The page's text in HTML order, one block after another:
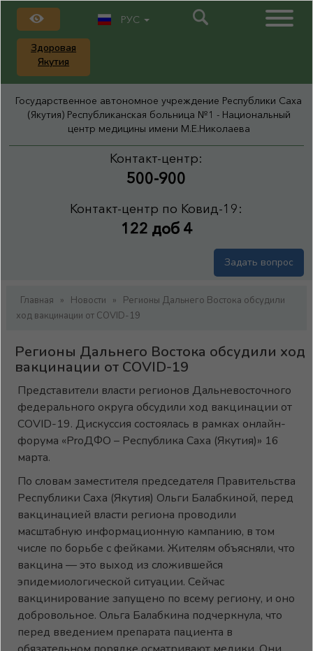
Здоровая
Якутия
РУС
Государственное автономное учреждение Республики Саха
(Якутия) Республиканская больница №1 - Национальный
центр медицины имени М.Е.Николаева
Контакт-центр:
500-900
Контакт-центр по Ковид-19:
122 доб 4
Задать вопрос
Главная » Новости »
Регионы Дальнего Востока обсудили
ход вакцинации от COVID-19
Регионы Дальнего Востока обсудили ход
вакцинации от COVID-19
Представители власти регионов Дальневосточного
федерального округа обсудили ход вакцинации от
COVID-19. Дискуссия состоялась в рамках онлайн-
форума «ProДФО – Республика Саха (Якутия)» 16
марта.
По словам заместителя председателя Правительства
Республики Саха (Якутия) Ольги Балабкиной, перед
вакцинацией власти региона проводили
масштабную информационную кампанию, в том
числе по борьбе с фейками. Жителям объясняли, что
вакцина — это выход из сложившейся
эпидемиологической ситуации. Сейчас
вакцинирование запущено по всему региону, и оно
добровольное. Ольга Балабкина подчеркнула, что
перед введением препарата пациента в